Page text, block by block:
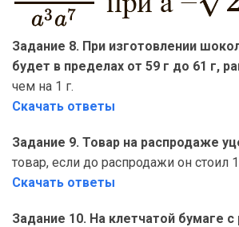
Задание 8. При изготовлении
будет в пределах от 59 г до 61 г,
чем на 1 г.
Скачать ответы
Задание 9. Товар на распродаже
товар, если до распродажи он стоил
Скачать ответы
Задание 10. На клетчатой бумаге